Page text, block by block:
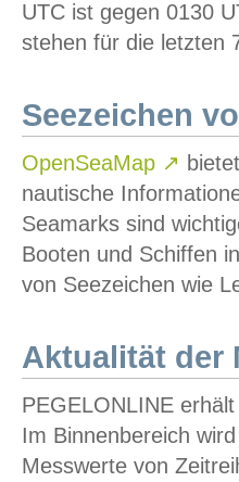
UTC ist gegen 0130
stehen für die letzten
Seezeichen
OpenSeaMap ↗
nautische
Seamarks sind
Booten und Schiffen
von Seezeichen wie
Aktualität der
PEGELONLINE
Im Binnenbereich
Messwerte von